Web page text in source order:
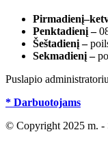
Penktadienį –
Šeštadienį –
Sekmadienį –
Puslapio
* Darbuotojams
© Copyright 2025 m. -